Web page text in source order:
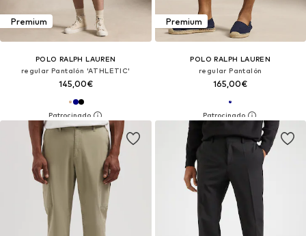
Premium
POLO RALPH LAUREN
regular Pantalón 'ATHLETIC'
145,00€
Premium
POLO RALPH LAUREN
regular Pantalón
165,00€